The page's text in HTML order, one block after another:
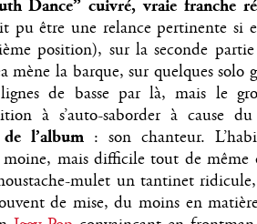
Dance” cuivré, vraie franche
pu être une relance pertinente si
position), sur la seconde
mène la barque, sur quelques solo
de basse par là, mais le
à s’auto-saborder à cause
l’album: son chanteur.
mais difficile tout de même
mulet un tantinet
de mise, du moins en